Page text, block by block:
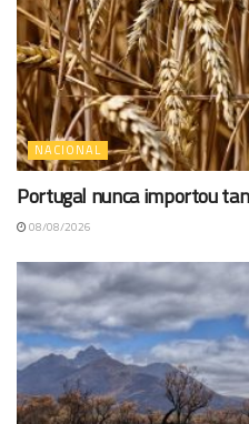
NACIONAL
Portugal nunca importou
08/08/2026